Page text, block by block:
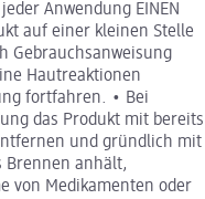
Anwendung EINEN
auf einer kleinen Stelle
Gebrauchsanweisung
Hautreaktionen
fortfahren. • Bei
das Produkt mit bereits
und gründlich mit
Brennen anhält,
von Medikamenten oder